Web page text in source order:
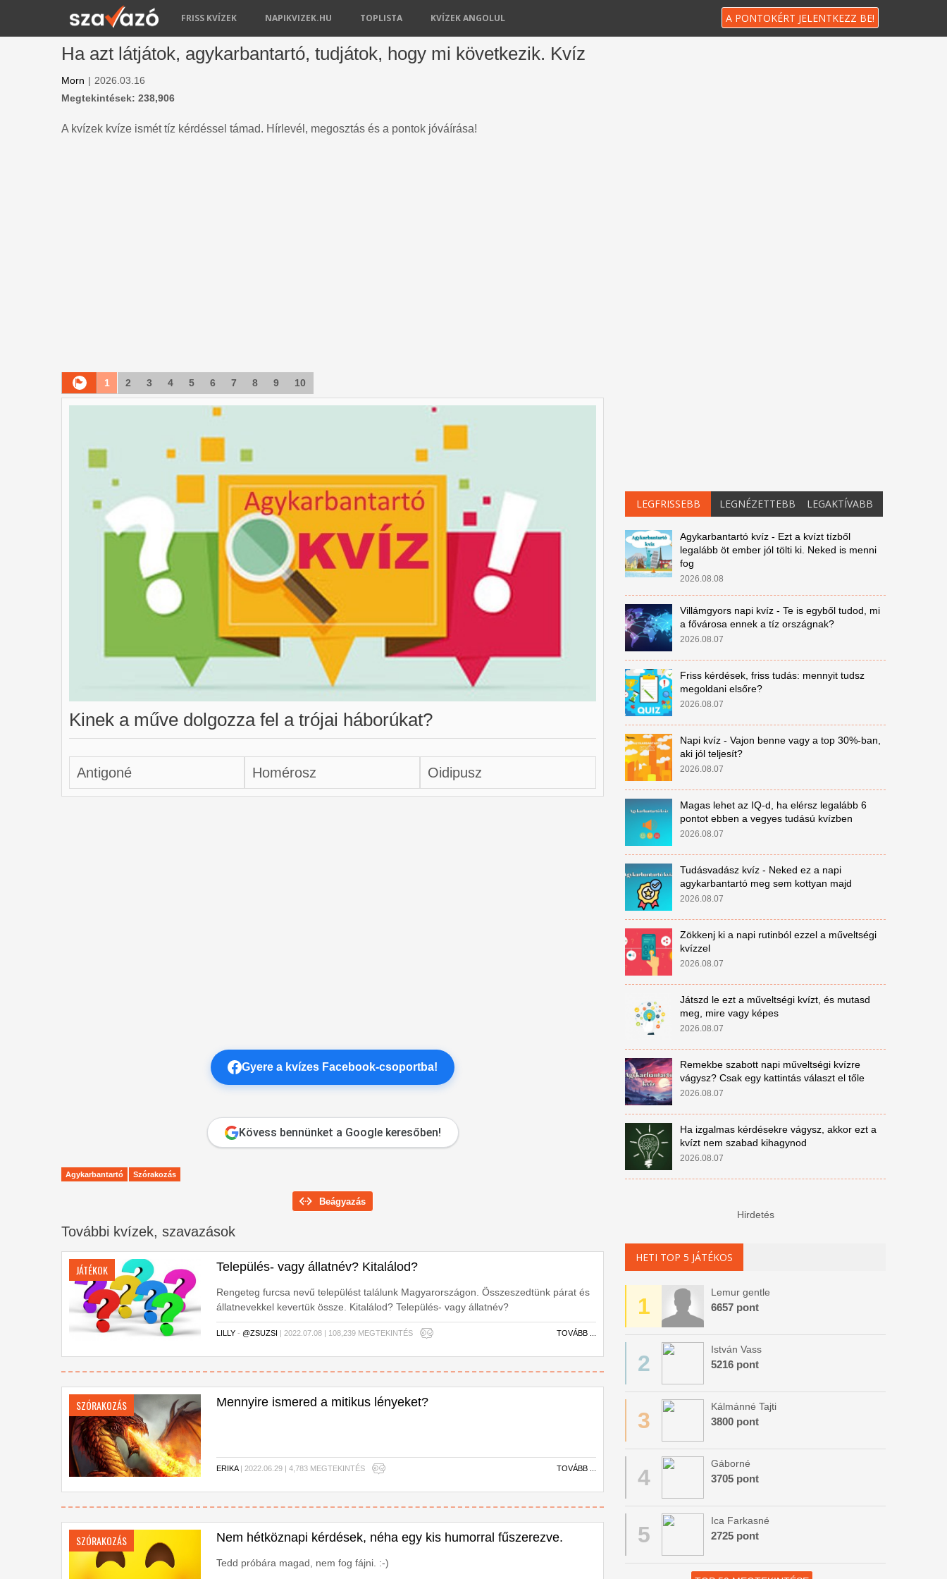
A PONTOKÉRT JELENTKEZZ BE!
FRISS KVÍZEK NAPIKVIZEK.HU TOPLISTA KVÍZEK ANGOLUL
Ha azt látjátok, agykarbantartó, tudjátok, hogy mi következik. Kvíz
Morn | 2026.03.16
Megtekintések: 238,906
A kvízek kvíze ismét tíz kérdéssel támad. Hírlevél, megosztás és a pontok jóváírása!
1 2 3 4 5 6 7 8 9 10
Kinek a műve dolgozza fel a trójai háborúkat?
Antigoné Homérosz Oidipusz
Gyere a kvízes Facebook-csoportba!
Kövess bennünket a Google keresőben!
Agykarbantartó Szórakozás
Beágyazás
További kvízek, szavazások
JÁTÉKOK Település- vagy állatnév? Kitalálod?
Rengeteg furcsa nevű települést találunk Magyarországon. Összeszedtünk párat és
állatnevekkel kevertük össze. Kitalálod? Település- vagy állatnév?
LILLY -@ZSUZSI | 2022.07.08 | 108,239 MEGTEKINTÉS TOVÁBB ...
SZÓRAKOZÁS Mennyire ismered a mitikus lényeket?
ERIKA| 2022.06.29 | 4,783 MEGTEKINTÉS TOVÁBB ...
SZÓRAKOZÁS Nem hétköznapi kérdések, néha egy kis humorral fűszerezve.
Tedd próbára magad, nem fog fájni. :-)
LEGFRISSEBB LEGNÉZETTEBB LEGAKTÍVABB
Agykarbantartó kvíz - Ezt a kvízt tízből
legalább öt ember jól tölti ki. Neked is menni
fog
2026.08.08
Villámgyors napi kvíz - Te is egyből tudod, mi
a fővárosa ennek a tíz országnak?
2026.08.07
Friss kérdések, friss tudás: mennyit tudsz
megoldani elsőre?
2026.08.07
Napi kvíz - Vajon benne vagy a top 30%-ban,
aki jól teljesít?
2026.08.07
Magas lehet az IQ-d, ha elérsz legalább 6
pontot ebben a vegyes tudású kvízben
2026.08.07
Tudásvadász kvíz - Neked ez a napi
agykarbantartó meg sem kottyan majd
2026.08.07
Zökkenj ki a napi rutinból ezzel a műveltségi
kvízzel
2026.08.07
Játszd le ezt a műveltségi kvízt, és mutasd
meg, mire vagy képes
2026.08.07
Remekbe szabott napi műveltségi kvízre
vágysz? Csak egy kattintás választ el tőle
2026.08.07
Ha izgalmas kérdésekre vágysz, akkor ezt a
kvízt nem szabad kihagynod
2026.08.07
Hirdetés
HETI TOP 5 JÁTÉKOS
1
Lemur gentle
6657 pont
2
István Vass
5216 pont
3
Kálmánné Tajti
3800 pont
4
Gáborné
3705 pont
5
Ica Farkasné
2725 pont